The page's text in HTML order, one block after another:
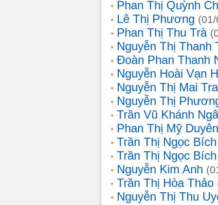
Phan Thị Quỳnh
Lê Thị Phương
Phan Thị Thu Trà
Nguyễn Thị Thanh
Đoàn Phan Thanh
Nguyễn Hoài Vạn
Nguyễn Thị Mai
Nguyễn Thị
Trần Vũ Khánh
Phan Thị Mỹ Duyên
Trần Thị Ngọc Bích
Trần Thị Ngọc Bích
Nguyễn Kim Anh
Trần Thị Hòa Thảo
Nguyễn Thị Thu